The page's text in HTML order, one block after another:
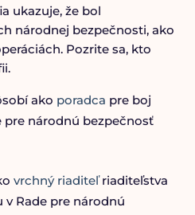
ukazuje, že bol
národnej bezpečnosti, ako
Pozrite sa, kto
ako poradca pre boj
pre národnú bezpečnosť
vrchný riaditeľriaditeľstva
Rade pre národnú